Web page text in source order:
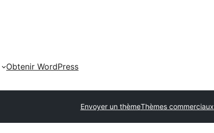
Obtenir WordPress
Envoyer un thèmeThèmes commerciaux